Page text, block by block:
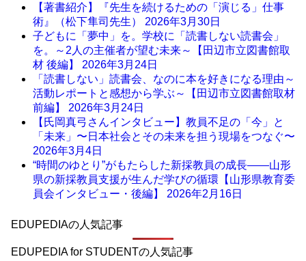
【著書紹介】『先生を続けるための「演じる」仕事
術』（松下隼司先生） 2026年3月30日
子どもに「夢中」を。学校に「読書しない読書会」
を。～2人の主催者が望む未来～【田辺市立図書館取
材 後編】 2026年3月24日
「読書しない」読書会、なのに本を好きになる理由～
活動レポートと感想から学ぶ～【田辺市立図書館取材
前編】 2026年3月24日
【氏岡真弓さんインタビュー】教員不足の「今」と
「未来」〜日本社会とその未来を担う現場をつなぐ〜
2026年3月4日
“時間のゆとり”がもたらした新採教員の成長――山形
県の新採教員支援が生んだ学びの循環【山形県教育委
員会インタビュー・後編】 2026年2月16日
EDUPEDIAの人気記事
EDUPEDIA for STUDENTの人気記事